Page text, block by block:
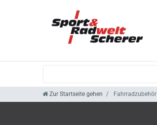
Zur Startseite gehen Fahrradzubehör